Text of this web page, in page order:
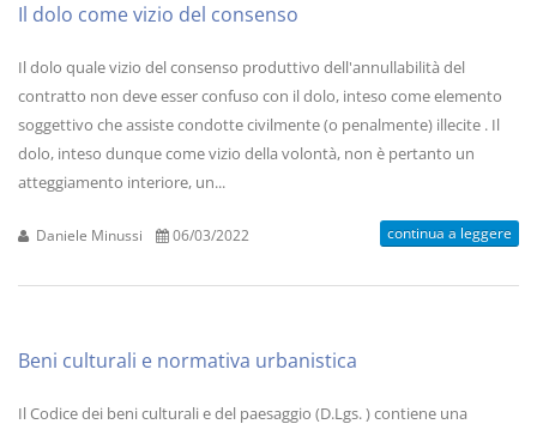
Il dolo come vizio del consenso
Il dolo quale vizio del consenso produttivo dell'annullabilità del
contratto non deve esser confuso con il dolo, inteso come elemento
soggettivo che assiste condotte civilmente (o penalmente) illecite . Il
dolo, inteso dunque come vizio della volontà, non è pertanto un
atteggiamento interiore, un...
Daniele Minussi 06/03/2022 continua a leggere
Beni culturali e normativa urbanistica
Il Codice dei beni culturali e del paesaggio (D.Lgs. ) contiene una